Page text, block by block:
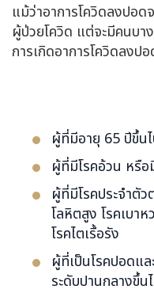
แม้ว่าอาการโควิดลงปอด
ผู้ป่วยโควิด แต่จะมีคนบา
การเกิดอาการโควิดลงป
ผู้ที่มีอายุ 65 ปีขึ้น
ผู้ที่มีโรคอ้วน หรื
ผู้ที่มีโรคประจำตัว
โลหิตสูง โรคเบา
โรคไตเรื้อรัง
ผู้ที่เป็นโรคปอดแ
ระดับปานกลางขึ้น